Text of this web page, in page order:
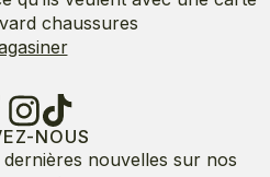
chaussures
NOUS
nouvelles sur nos